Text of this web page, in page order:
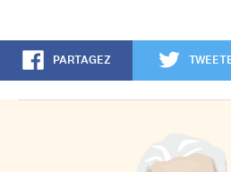
PARTAGEZ